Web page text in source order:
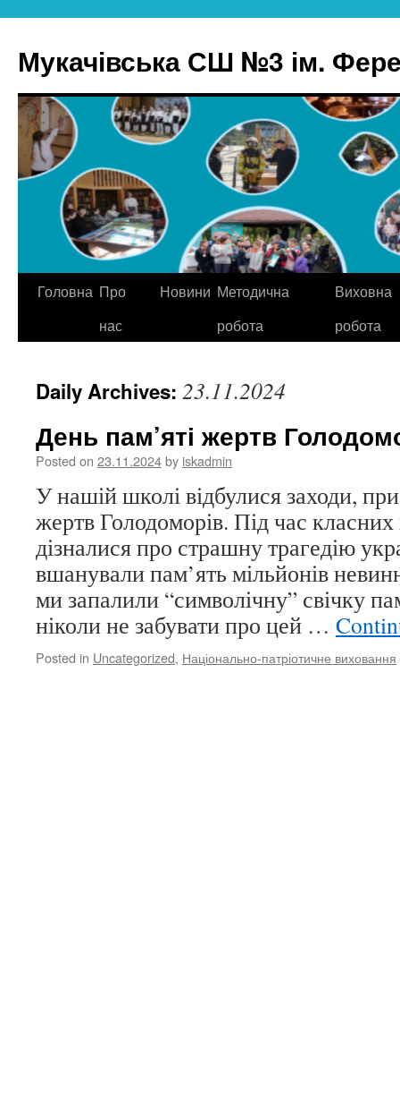
content
Мукачівська СШ №3 ім.
Головна Про
нас
Новини Методична
робота
Виховна
робота
Daily Archives: 23.11.2024
День пам’яті жертв
Posted on 23.11.2024by iskadmin
У нашій школі відбулися заходи,
жертв Голодоморів. Під час класних
дізналися про страшну трагедію
вшанували пам’ять мільйонів
ми запалили “символічну” свічку
ніколи не забувати про цей …
Posted in Uncategorized, Національно-патріотичне виховання